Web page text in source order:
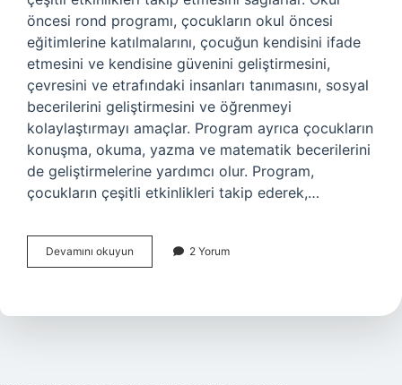
öncesi rond programı, çocukların okul öncesi
eğitimlerine katılmalarını, çocuğun kendisini ifade
etmesini ve kendisine güvenini geliştirmesini,
çevresini ve etrafındaki insanları tanımasını, sosyal
becerilerini geliştirmesini ve öğrenmeyi
kolaylaştırmayı amaçlar. Program ayrıca çocukların
konuşma, okuma, yazma ve matematik becerilerini
de geliştirmelerine yardımcı olur. Program,
çocukların çeşitli etkinlikleri takip ederek,…
Devamını okuyun
öncesi
demek
2 Yorum